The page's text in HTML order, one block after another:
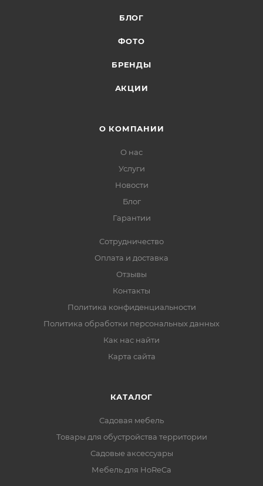
БЛОГ
ФОТО
БРЕНДЫ
АКЦИИ
О КОМПАНИИ
О нас
Услуги
Новости
Блог
Гарантии
Сотрудничество
Оплата и доставка
Отзывы
Контакты
Политика конфиденциальности
Политика обработки персональных данных
Как нас найти
Карта сайта
КАТАЛОГ
Садовая мебель
Товары для обустройства территории
Садовые аксессуары
Мебель для HoReCa